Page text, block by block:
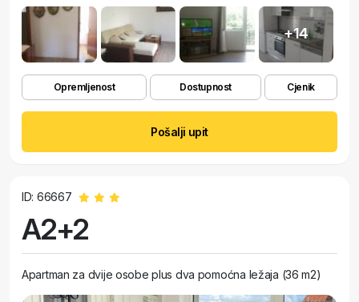
+14
Opremljenost Dostupnost Cjenik
Pošalji upit
ID: 66667
A2+2
Apartman za dvije osobe plus dva pomoćna ležaja (36 m2)